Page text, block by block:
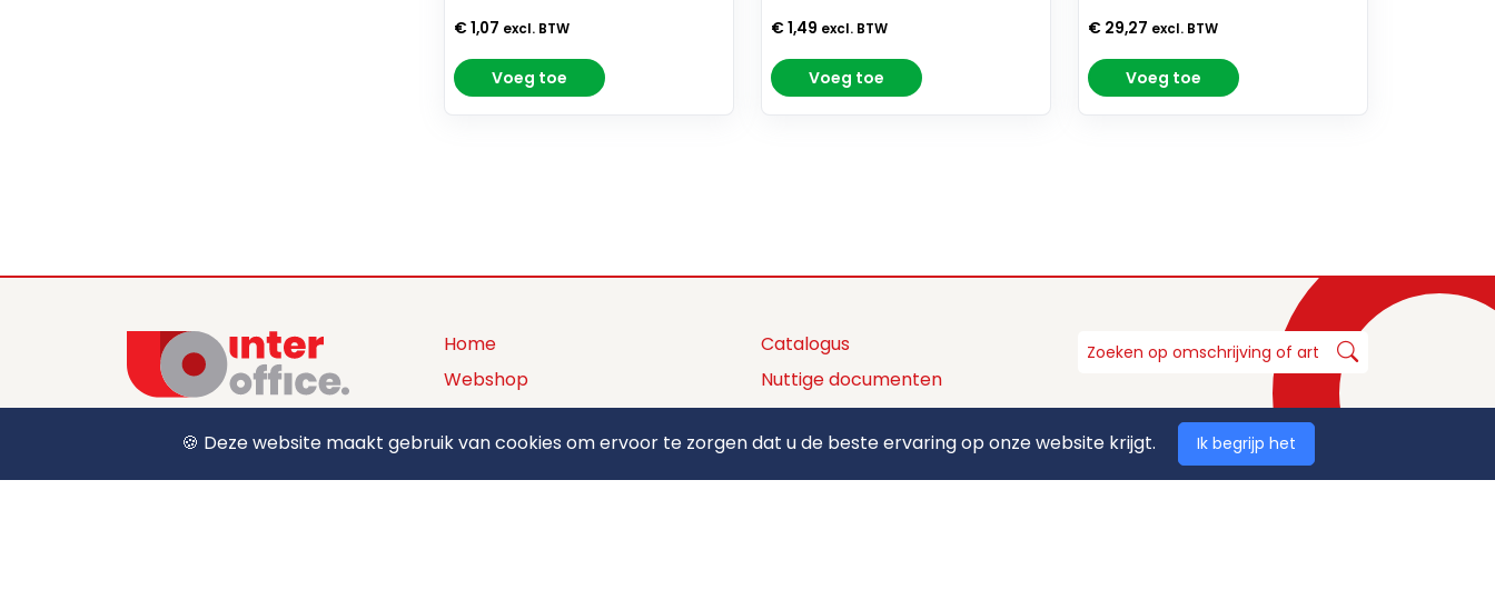
€ 1,07 excl. BTW
Voeg toe
€ 1,49 excl. BTW
Voeg toe
€ 29,27 excl. BTW
Voeg toe
+32 (0) 12 39 15 55
sales@interoffice.be
Home
Webshop
Productaanbod
Over ons
Contact
Catalogus
Nuttige documenten
Privacy policy
Algemene voorwaarden
🍪 Deze website maakt gebruik van cookies om ervoor te zorgen dat u de beste ervaring op onze website krijgt. Ik begrijp het